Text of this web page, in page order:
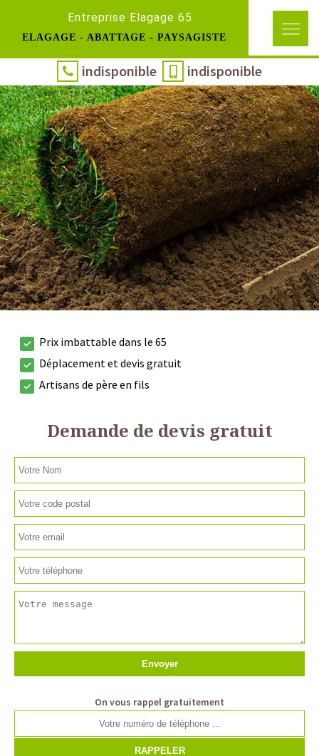
Entreprise Elagage 65
ELAGAGE - ABATTAGE - PAYSAGISTE
indisponible indisponible
Prix imbattable dans le 65
Déplacement et devis gratuit
Artisans de père en fils
Demande de devis gratuit
On vous rappel gratuitement